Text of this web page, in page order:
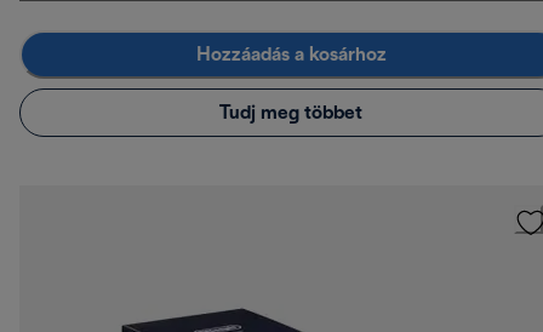
Hozzáadás a kosárhoz
Tudj meg többet